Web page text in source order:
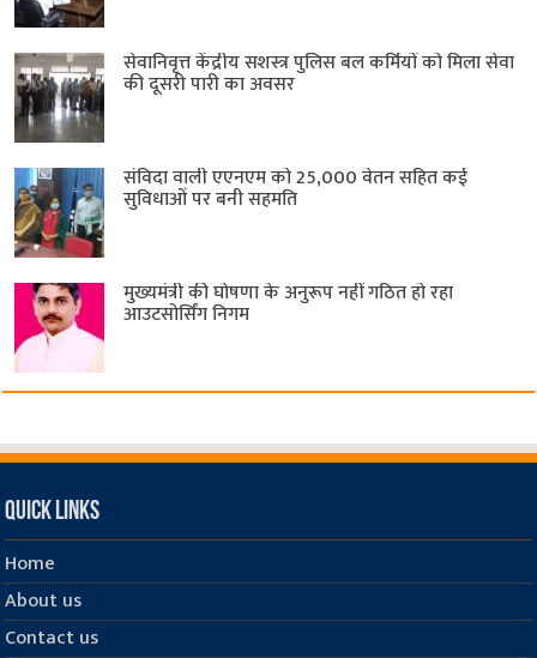
सेवानिवृत्त केंद्रीय सशस्त्र पुलिस बल ​कर्मियों को मिला सेवा
की दूसरी पारी का अवसर
संविदा वाली एएनएम को 25,000 वेतन सहित कई
सुविधाओं पर बनी सहमति
मुख्यमंत्री की घोषणा के अनुरूप नहीं गठित हो रहा
आउटसोर्सिंग निगम
Quick Links
Home
About us
Contact us